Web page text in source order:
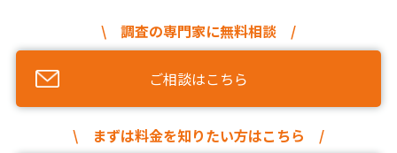
\ 調査の専門家に無料相談 /
ご相談はこちら
\ まずは料金を知りたい方はこちら /